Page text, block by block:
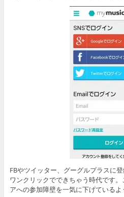
FBやツイッター、グーグルプラスに
ワンクリックでできちゃう時代です
アへの参加障壁を一気に下げているよ